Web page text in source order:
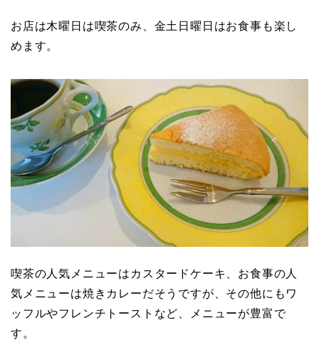
お店は木曜日は喫茶のみ、金土日曜日はお食事も楽し
めます。
喫茶の人気メニューはカスタードケーキ、お食事の人
気メニューは焼きカレーだそうですが、その他にもワ
ッフルやフレンチトーストなど、メニューが豊富で
す。